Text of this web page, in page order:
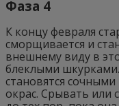
Фаза 4
К концу февраля
сморщивается и
внешнему виду в
блеклыми
становятся
окрас. Срывать или